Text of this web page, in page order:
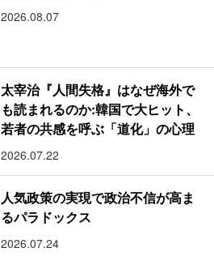
2026.08.07
太宰治『人間失格』はなぜ海外で
も読まれるのか:韓国で大ヒット、
若者の共感を呼ぶ「道化」の心理
2026.07.22
人気政策の実現で政治不信が高ま
るパラドックス
2026.07.24